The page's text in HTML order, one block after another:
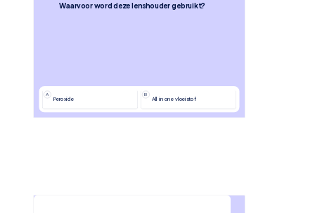
Waarvoor word deze lenshouder gebruikt?
A
Peroxide
B
All in one vloeistof